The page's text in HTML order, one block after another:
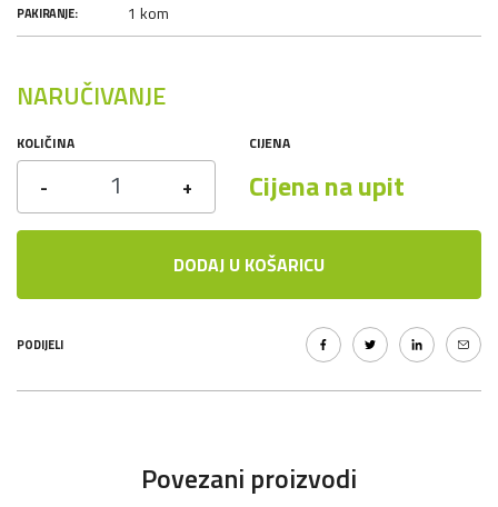
PAKIRANJE: 1 kom
NARUČIVANJE
KOLIČINA
- +
CIJENA
Cijena na upit
DODAJ U KOŠARICU
PODIJELI
Povezani proizvodi